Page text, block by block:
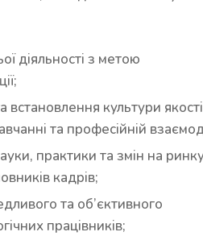
діяльності з метою
встановлення культури якості
та професійній
практики та змін на
кадрів;
та об’єктивного
працівників;